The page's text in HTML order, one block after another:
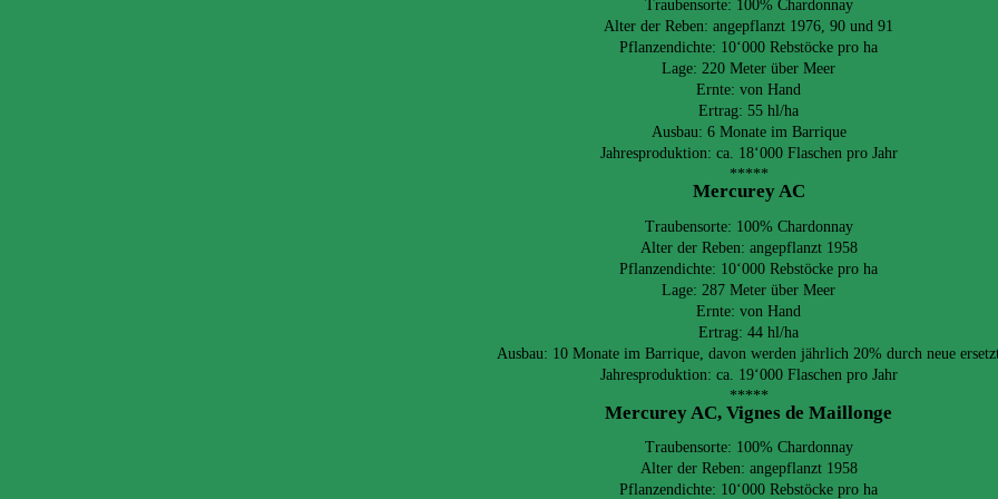
Traubensorte: 100% Chardonnay
Alter der Reben: angepflanzt 1976, 90 und 91
Pflanzendichte: 10‘000 Rebstöcke pro ha
Lage: 220 Meter über Meer
Ernte: von Hand
Ertrag: 55 hl/ha
Ausbau: 6 Monate im Barrique
Jahresproduktion: ca. 18‘000 Flaschen pro Jahr
*****
Mercurey AC
Traubensorte: 100% Chardonnay
Alter der Reben: angepflanzt 1958
Pflanzendichte: 10‘000 Rebstöcke pro ha
Lage: 287 Meter über Meer
Ernte: von Hand
Ertrag: 44 hl/ha
Ausbau: 10 Monate im Barrique, davon werden jährlich 20% durch neue
Jahresproduktion: ca. 19‘000 Flaschen pro Jahr
*****
Mercurey AC, Vignes de Maillonge
Traubensorte: 100% Chardonnay
Alter der Reben: angepflanzt 1958
Pflanzendichte: 10‘000 Rebstöcke pro ha